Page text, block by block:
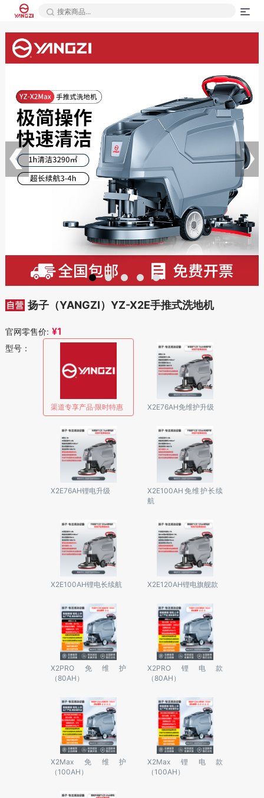
扬子（YANGZI）YZ-X2E手推式洗地机
官网零售价: ¥1
型号：
渠道专享产品·限时特惠 X2E76AH免维护升级
X2E76AH锂电升级
X2E100AH免维护长续
航
X2E100AH锂电长续航 X2E120AH锂电旗舰款
X2PRO免维护
（80AH）
X2PRO锂电款
（80AH）
X2Max免维护
（100AH）
X2Max锂电款
（100AH）